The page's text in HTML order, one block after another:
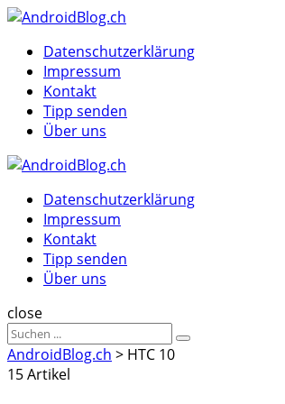
Menu
MenuDatenschutzerklärung
Impressum
Kontakt
Tipp senden
Über uns
Datenschutzerklärung
Impressum
Kontakt
Tipp senden
Über uns
Suche
close
Sucheergebnisse
für
Suche
AndroidBlog.ch > HTC 10
15 Artikel